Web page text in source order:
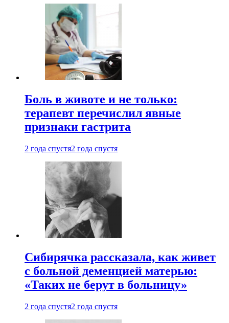
Боль в животе и не только:
терапевт перечислил явные
признаки гастрита
2 года спустя2 года спустя
Сибирячка рассказала, как живет
с больной деменцией матерью:
«Таких не берут в больницу»
2 года спустя2 года спустя